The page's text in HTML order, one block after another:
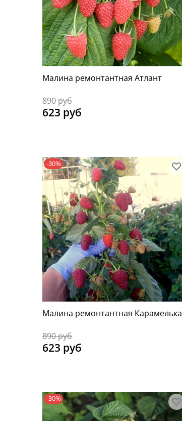
Малина ремонтантная Атлант
890 руб
623 руб
-30%
Малина ремонтантная Карамелька
890 руб
623 руб
-30%